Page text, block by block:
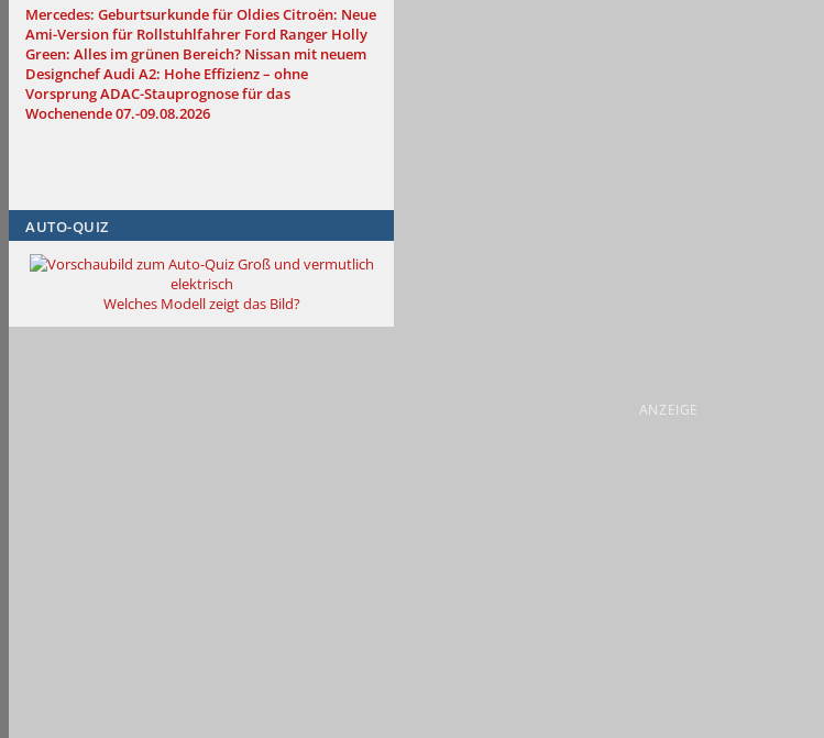
Mercedes: Geburtsurkunde für OldiesCitroën: Neue
Ami-Version für Rollstuhlfahrer Ford Ranger Holly
Green: Alles im grünen Bereich? Nissan mit neuem
DesignchefAudi A2: Hohe Effizienz – ohne
VorsprungADAC-Stauprognose für das
Wochenende 07.-09.08.2026
AUTO-QUIZ
Groß und vermutlich
elektrisch
Welches Modell zeigt das Bild?
ANZEIGE